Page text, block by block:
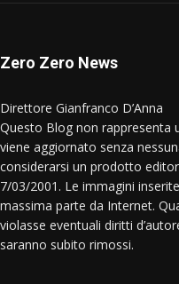
Zero Zero News
Direttore Gianfranco D’Anna
Questo Blog non rappresenta
viene aggiornato senza
considerarsi un prodotto
7/03/2001. Le immagini
massima parte da Internet.
violasse eventuali diritti
saranno subito rimossi.